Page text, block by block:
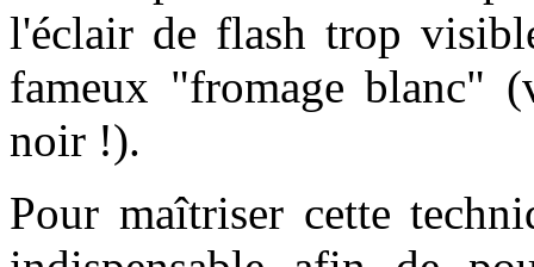
l'éclair de flash trop
fameux "fromage blanc"
noir !).
Pour maîtriser cette